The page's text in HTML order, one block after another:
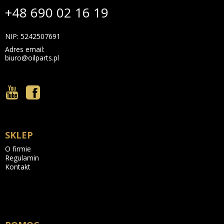
+48 690 02 16 19
NIP: 5242507691
Adres email:
biuro@oilparts.pl
SKLEP
O firmie
Regulamin
Kontakt